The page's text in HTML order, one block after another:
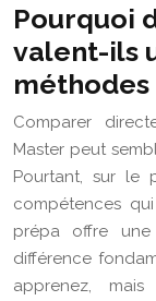
Pourquoi
valent-ils
méthodes
Comparer
Master peut
Pourtant, sur le
compétences
prépa offre une
différence
apprenez,